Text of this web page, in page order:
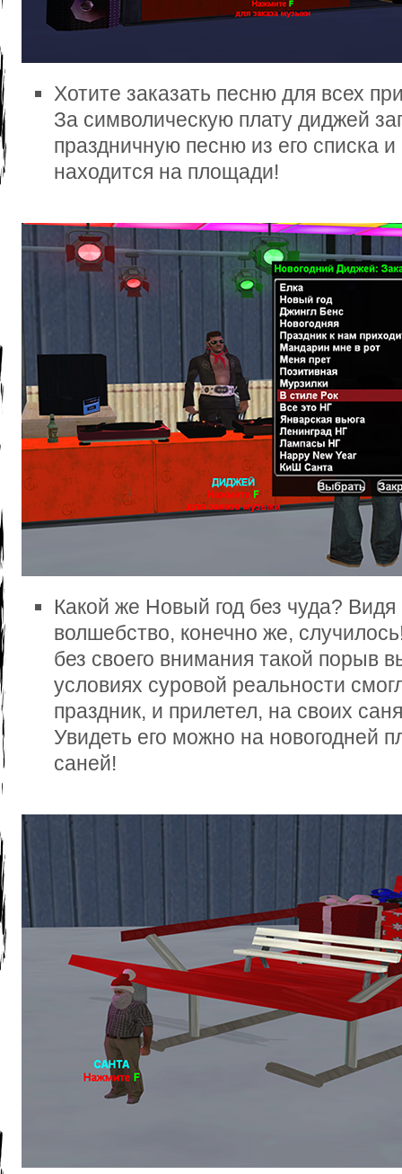
Хотите заказать песню для всех
За символическую плату диджей
праздничную песню из его списка
находится на площади!
Какой же Новый год без чуда?
волшебство, конечно же,
без своего внимания такой порыв
условиях суровой реальности
праздник, и прилетел, на своих
Увидеть его можно на новогодней
саней!